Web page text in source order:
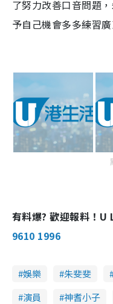
了努力改善口音問題
予自己機會多多練習
有料爆? 歡迎報料！
9610 1996
娛樂 朱斐斐
演員
神耆小子